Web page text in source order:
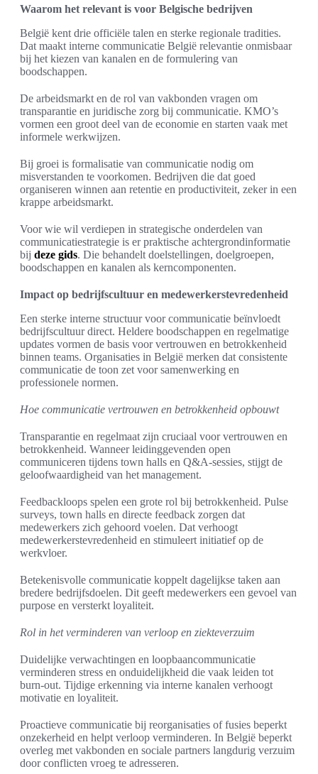
Waarom het relevant is voor Belgische bedrijven
België kent drie officiële talen en sterke regionale tradities.
Dat maakt interne communicatie België relevantie onmisbaar
bij het kiezen van kanalen en de formulering van
boodschappen.
De arbeidsmarkt en de rol van vakbonden vragen om
transparantie en juridische zorg bij communicatie. KMO’s
vormen een groot deel van de economie en starten vaak met
informele werkwijzen.
Bij groei is formalisatie van communicatie nodig om
misverstanden te voorkomen. Bedrijven die dat goed
organiseren winnen aan retentie en productiviteit, zeker in een
krappe arbeidsmarkt.
Voor wie wil verdiepen in strategische onderdelen van
communicatiestrategie is er praktische achtergrondinformatie
bij deze gids. Die behandelt doelstellingen, doelgroepen,
boodschappen en kanalen als kerncomponenten.
Impact op bedrijfscultuur en medewerkerstevredenheid
Een sterke interne structuur voor communicatie beïnvloedt
bedrijfscultuur direct. Heldere boodschappen en regelmatige
updates vormen de basis voor vertrouwen en betrokkenheid
binnen teams. Organisaties in België merken dat consistente
communicatie de toon zet voor samenwerking en
professionele normen.
Hoe communicatie vertrouwen en betrokkenheid opbouwt
Transparantie en regelmaat zijn cruciaal voor vertrouwen en
betrokkenheid. Wanneer leidinggevenden open
communiceren tijdens town halls en Q&A-sessies, stijgt de
geloofwaardigheid van het management.
Feedbackloops spelen een grote rol bij betrokkenheid. Pulse
surveys, town halls en directe feedback zorgen dat
medewerkers zich gehoord voelen. Dat verhoogt
medewerkerstevredenheid en stimuleert initiatief op de
werkvloer.
Betekenisvolle communicatie koppelt dagelijkse taken aan
bredere bedrijfsdoelen. Dit geeft medewerkers een gevoel van
purpose en versterkt loyaliteit.
Rol in het verminderen van verloop en ziekteverzuim
Duidelijke verwachtingen en loopbaancommunicatie
verminderen stress en onduidelijkheid die vaak leiden tot
burn-out. Tijdige erkenning via interne kanalen verhoogt
motivatie en loyaliteit.
Proactieve communicatie bij reorganisaties of fusies beperkt
onzekerheid en helpt verloop verminderen. In België beperkt
overleg met vakbonden en sociale partners langdurig verzuim
door conflicten vroeg te adresseren.